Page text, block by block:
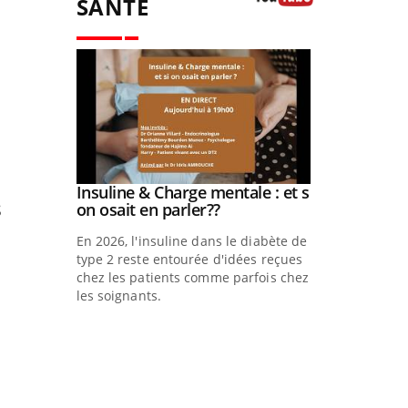
SANTÉ
Youtube
Insuline & Charge mentale : et si
on osait en parler??Youtube
En 2026, l'insuline dans le diabète de
type 2 reste entourée d'idées reçues
chez les patients comme parfois chez
les soignants.